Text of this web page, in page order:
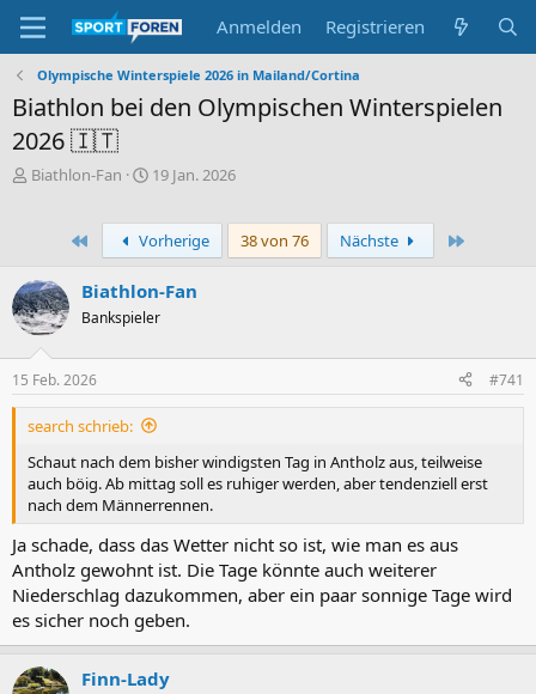
Anmelden Registrieren
Olympische Winterspiele 2026 in Mailand/Cortina
Biathlon bei den Olympischen Winterspielen
2026 🇮🇹
E
l
l
e
Biathlon-Fan
E
t
e
l
t
19 Jan. 2026
Erste Vorherige 38 von 76 Nächste
Biathlon-Fan
Bankspieler
15 Feb. 2026 #741
search schrieb:
Schaut nach dem bisher windigsten Tag in Antholz aus, teilweise
auch böig. Ab mittag soll es ruhiger werden, aber tendenziell erst
nach dem Männerrennen.
Ja schade, dass das Wetter nicht so ist, wie man es aus
Antholz gewohnt ist. Die Tage könnte auch weiterer
Niederschlag dazukommen, aber ein paar sonnige Tage wird
es sicher noch geben.
Finn-Lady